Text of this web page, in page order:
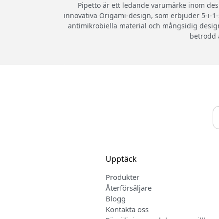
Pipetto är ett ledande varumärke inom
innovativa Origami-design, som erbjuder 5-i-
antimikrobiella material och mångsidig
betrodd
Upptäck
Produkter
Återförsäljare
Blogg
Kontakta oss